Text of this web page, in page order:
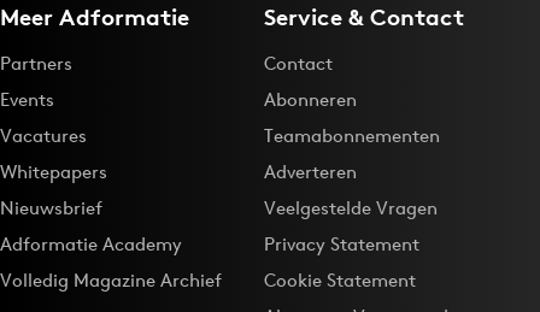
Meer Adformatie
Partners
Events
Vacatures
Whitepapers
Nieuwsbrief
Adformatie Academy
Volledig Magazine Archief
Service & Contact
Contact
Abonneren
Teamabonnementen
Adverteren
Veelgestelde Vragen
Privacy Statement
Cookie Statement